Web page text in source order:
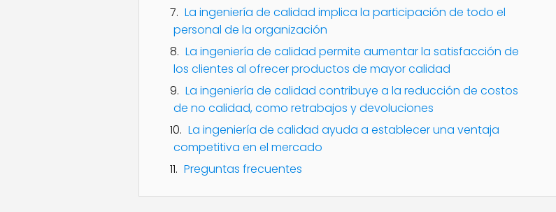
La ingeniería de calidad implica la participación de todo el
personal de la organización
La ingeniería de calidad permite aumentar la satisfacción de
los clientes al ofrecer productos de mayor calidad
La ingeniería de calidad contribuye a la reducción de costos
de no calidad, como retrabajos y devoluciones
La ingeniería de calidad ayuda a establecer una ventaja
competitiva en el mercado
Preguntas frecuentes